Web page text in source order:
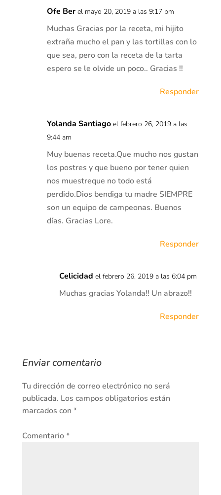
Ofe Ber el mayo 20, 2019 a las 9:17 pm
Muchas Gracias por la receta, mi hijito
extraña mucho el pan y las tortillas con lo
que sea, pero con la receta de la tarta
espero se le olvide un poco.. Gracias !!
Responder
Yolanda Santiago el febrero 26, 2019 a las
9:44 am
Muy buenas receta.Que mucho nos gustan
los postres y que bueno por tener quien
nos muestreque no todo está
perdido.Dios bendiga tu madre SIEMPRE
son un equipo de campeonas. Buenos
días. Gracias Lore.
Responder
Celicidad el febrero 26, 2019 a las 6:04 pm
Muchas gracias Yolanda!! Un abrazo!!
Responder
Enviar comentario
Tu dirección de correo electrónico no será
publicada. Los campos obligatorios están
marcados con *
Comentario*